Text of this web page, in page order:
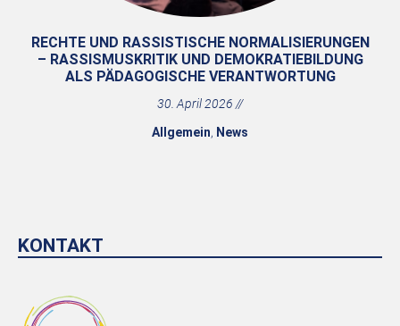
RECHTE UND RASSISTISCHE NORMALISIERUNGEN
– RASSISMUSKRITIK UND DEMOKRATIEBILDUNG
ALS PÄDAGOGISCHE VERANTWORTUNG
30. April 2026
Allgemein, News
KONTAKT